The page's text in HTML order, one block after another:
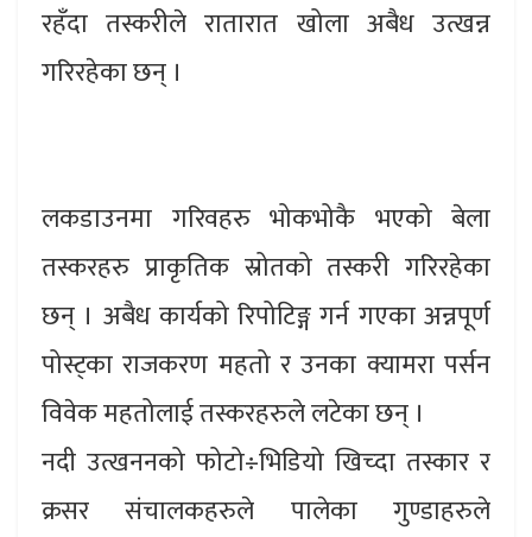
रहँदा तस्करीले रातारात खोला अबैध उत्खन्न
गरिरहेका छन् ।
लकडाउनमा गरिवहरु भोकभोकै भएको बेला
तस्करहरु प्राकृतिक स्रोतको तस्करी गरिरहेका
छन् । अबैध कार्यको रिपोटिङ्ग गर्न गएका अन्नपूर्ण
पोस्ट्का राजकरण महतो र उनका क्यामरा पर्सन
विवेक महतोलाई तस्करहरुले लटेका छन् ।
नदी उत्खननको फोटो÷भिडियो खिच्दा तस्कार र
क्रसर संचालकहरुले पालेका गुण्डाहरुले